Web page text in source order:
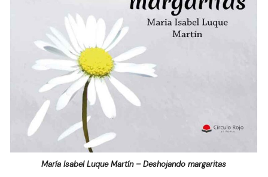
María Isabel Luque Martín – Deshojando margaritas